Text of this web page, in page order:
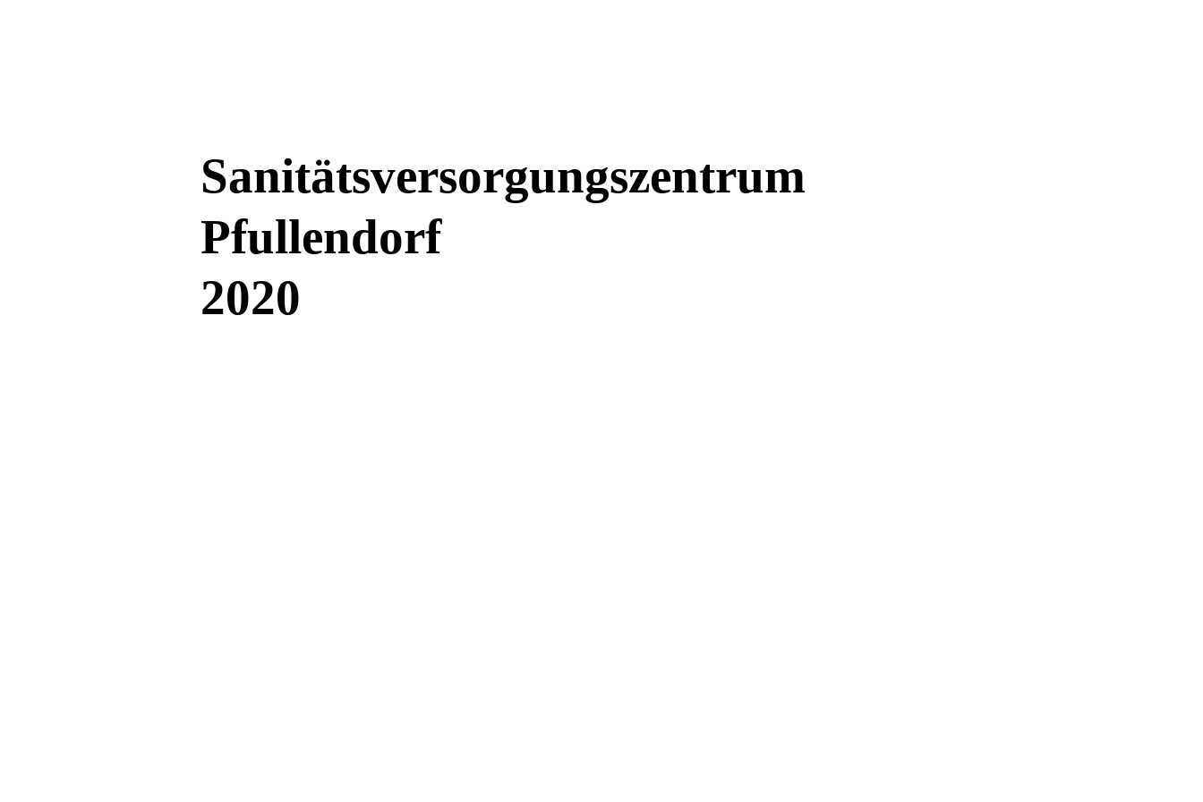
Sanitätsversorgungszentrum
Pfullendorf
2020